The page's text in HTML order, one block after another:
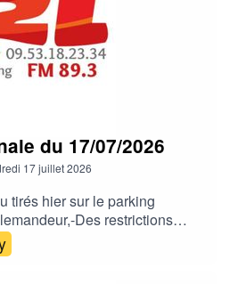
du 17/07/2026
17 juillet 2026
tirés hier sur le parking
Des restrictions
d'eau,-La ferme refuge la
se mobilise suite à